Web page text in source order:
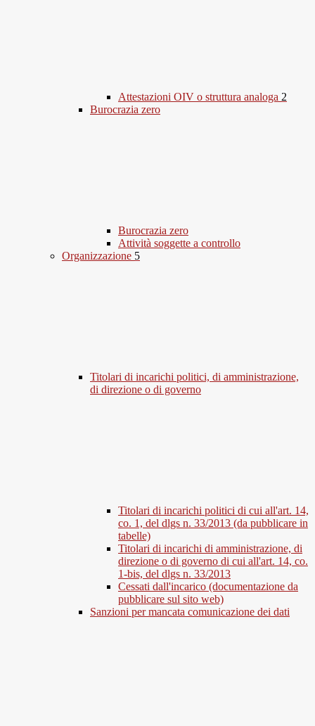
Attestazioni OIV o struttura analoga 2
Burocrazia zero
Burocrazia zero
Attività soggette a controllo
Organizzazione 5
Titolari di incarichi politici, di amministrazione,
di direzione o di governo
Titolari di incarichi politici di cui all'art. 14,
co. 1, del dlgs n. 33/2013 (da pubblicare in
tabelle)
Titolari di incarichi di amministrazione, di
direzione o di governo di cui all'art. 14, co.
1-bis, del dlgs n. 33/2013
Cessati dall'incarico (documentazione da
pubblicare sul sito web)
Sanzioni per mancata comunicazione dei dati